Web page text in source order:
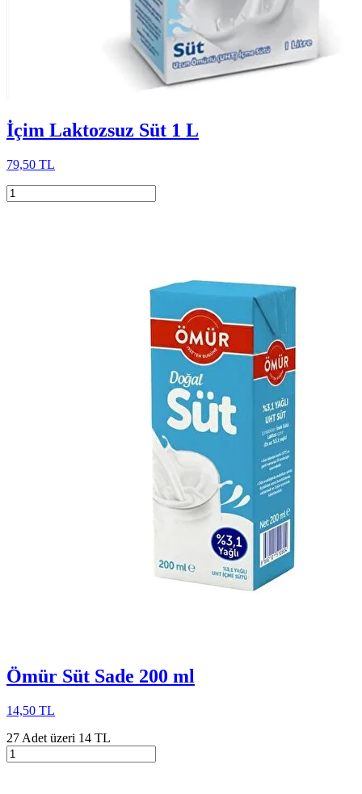
İçim Laktozsuz Süt 1 L
79,50 TL
Ömür Süt Sade 200 ml
14,50 TL
27 Adet üzeri 14 TL